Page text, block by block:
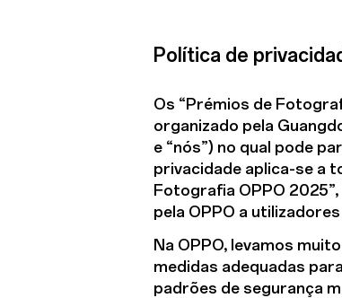
Política de
Os “Prémios de
organizado pela
e “nós”) no qual pode
privacidade aplica-se a
Fotografia OPPO
pela OPPO a
Na OPPO, levamos
medidas adequadas
padrões de segurança